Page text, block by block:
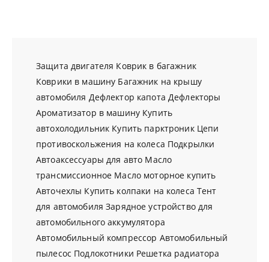
Защита двигателя Коврик в багажник
Коврики в машину Багажник на крышу
автомобиля Дефлектор капота Дефлекторы
Ароматизатор в машину Купить
автохолодильник Купить парктроник Цепи
противоскольжения на колеса Подкрылки
Автоаксессуары для авто Масло
трансмиссионное Масло моторное купить
Авточехлы Купить колпаки на колеса Тент
для автомобиля Зарядное устройство для
автомобильного аккумулятора
Автомобильный компрессор Автомобильный
пылесос Подлокотники Решетка радиатора